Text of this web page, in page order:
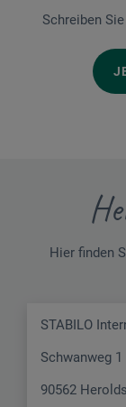
Schreiben
Hier finden
STABILO
Schwanweg 1
90562